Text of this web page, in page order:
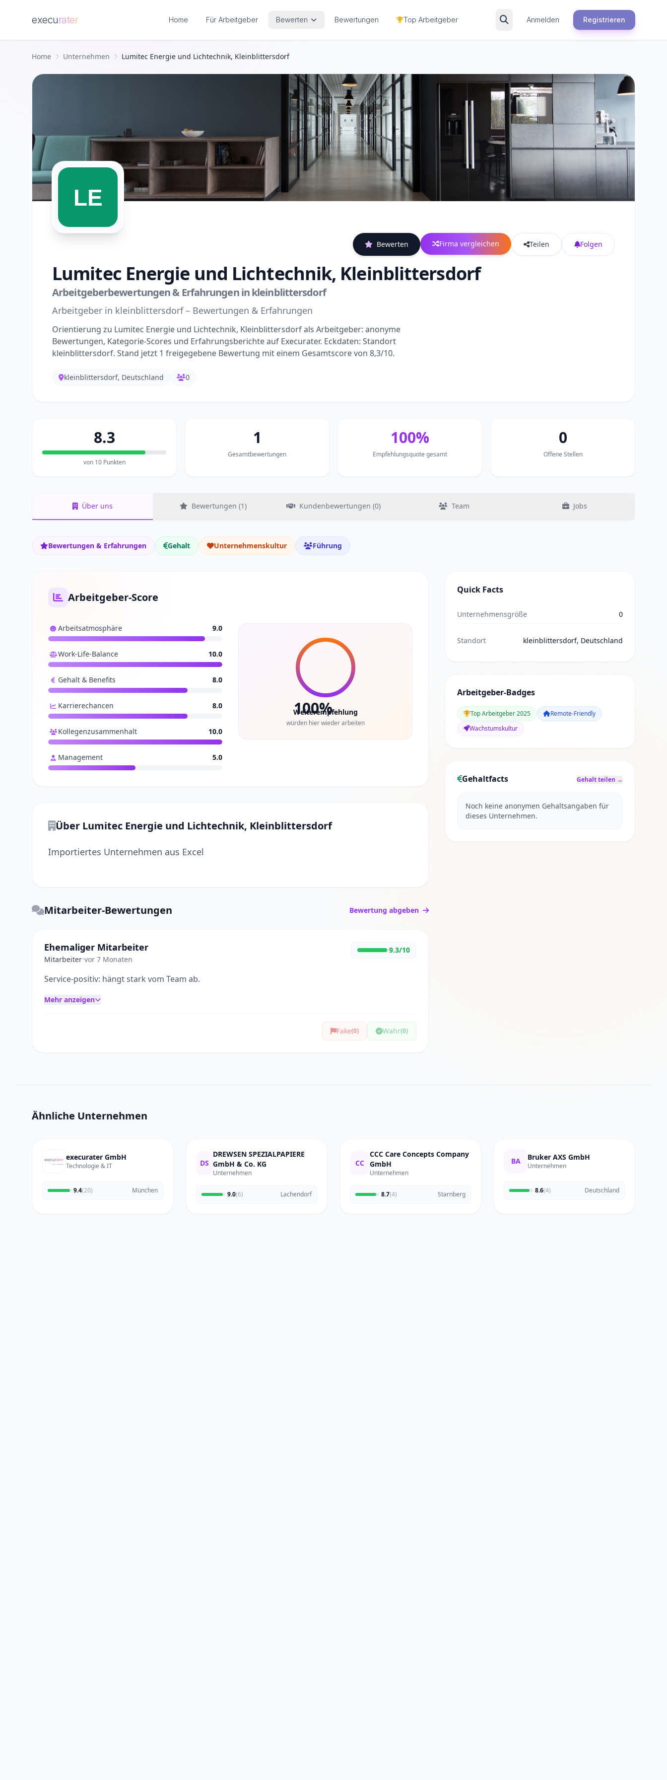
execurater Home Für Arbeitgeber Bewerten Bewertungen Top Arbeitgeber Anmelden Registrieren
Home Unternehmen Lumitec Energie und Lichtechnik, Kleinblittersdorf
Bewerten Firma vergleichen Teilen Folgen
Lumitec Energie und Lichtechnik, Kleinblittersdorf
Arbeitgeberbewertungen & Erfahrungen in kleinblittersdorf
Arbeitgeber in kleinblittersdorf – Bewertungen & Erfahrungen
Orientierung zu Lumitec Energie und Lichtechnik, Kleinblittersdorf als Arbeitgeber: anonyme
Bewertungen, Kategorie-Scores und Erfahrungsberichte auf Execurater. Eckdaten: Standort
kleinblittersdorf. Stand jetzt 1 freigegebene Bewertung mit einem Gesamtscore von 8,3/10.
kleinblittersdorf, Deutschland 0
8.3
von 10 Punkten
1
Gesamtbewertungen
100%
Empfehlungsquote gesamt
0
Offene Stellen
Über uns Bewertungen (1) Kundenbewertungen (0) Team Jobs
Bewertungen & Erfahrungen Gehalt Unternehmenskultur Führung
Arbeitgeber-Score
Arbeitsatmosphäre 9.0
Work-Life-Balance 10.0
Gehalt & Benefits 8.0
Karrierechancen 8.0
Kollegenzusammenhalt 10.0
Management 5.0
100%
Weiterempfehlung
würden hier wieder arbeiten
Über Lumitec Energie und Lichtechnik, Kleinblittersdorf
Importiertes Unternehmen aus Excel
Mitarbeiter-Bewertungen Bewertung abgeben
Ehemaliger Mitarbeiter
Mitarbeiter•vor 7 Monaten
9.3/10
Service-positiv: hängt stark vom Team ab.
Mehr anzeigen
Fake(0) Wahr(0)
Quick Facts
Unternehmensgröße 0
Standort kleinblittersdorf, Deutschland
Arbeitgeber-Badges
Top Arbeitgeber 2025
Remote-Friendly
Wachstumskultur
Gehaltfacts Gehalt teilen →
Noch keine anonymen Gehaltsangaben für
dieses Unternehmen.
Ähnliche Unternehmen
execurater GmbH
Technologie & IT
9.4(20) München
DS
DREWSEN SPEZIALPAPIERE
GmbH & Co. KG
Unternehmen
9.0(6) Lachendorf
CC
CCC Care Concepts Company
GmbH
Unternehmen
8.7(4) Starnberg
BA Bruker AXS GmbH
Unternehmen
8.6(4) Deutschland